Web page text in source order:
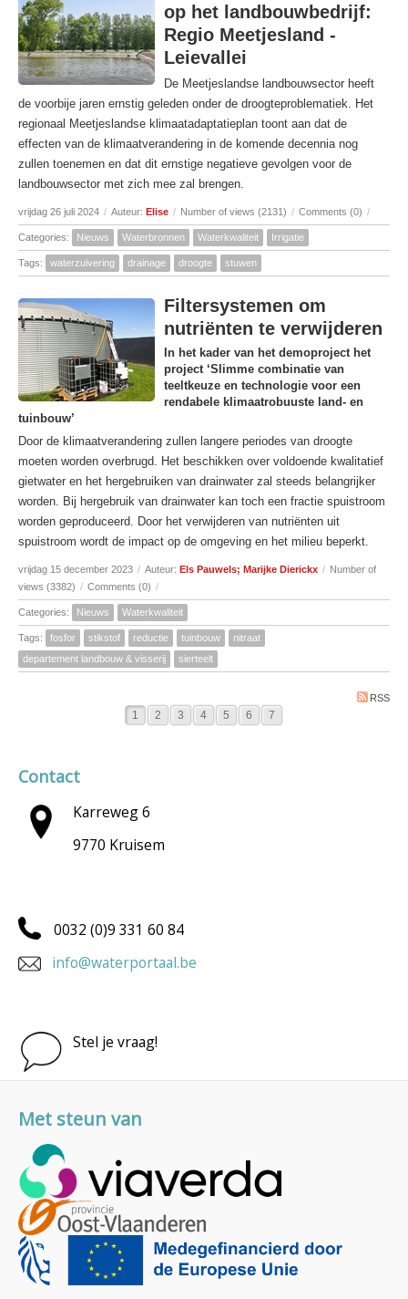
op het landbouwbedrijf:
Regio Meetjesland -
Leievallei
De Meetjeslandse landbouwsector heeft
de voorbije jaren ernstig geleden onder de droogteproblematiek. Het
regionaal Meetjeslandse klimaatadaptatieplan toont aan dat de
effecten van de klimaatverandering in de komende decennia nog
zullen toenemen en dat dit ernstige negatieve gevolgen voor de
landbouwsector met zich mee zal brengen.
vrijdag 26 juli 2024 / Auteur: Elise / Number of views (2131) / Comments (0) /
Categories: Nieuws Waterbronnen Waterkwaliteit Irrigatie
Tags: waterzuivering drainage droogte stuwen
Filtersystemen om
nutriënten te verwijderen
In het kader van het demoproject het
project ‘Slimme combinatie van
teeltkeuze en technologie voor een
rendabele klimaatrobuuste land- en
tuinbouw’
Door de klimaatverandering zullen langere periodes van droogte
moeten worden overbrugd. Het beschikken over voldoende kwalitatief
gietwater en het hergebruiken van drainwater zal steeds belangrijker
worden. Bij hergebruik van drainwater kan toch een fractie spuistroom
worden geproduceerd. Door het verwijderen van nutriënten uit
spuistroom wordt de impact op de omgeving en het milieu beperkt.
vrijdag 15 december 2023 / Auteur: Els Pauwels; Marijke Dierickx / Number of
views (3382) / Comments (0) /
Categories: Nieuws Waterkwaliteit
Tags: fosfor stikstof reductie tuinbouw
nitraat
departement landbouw & visserij
sierteelt
RSS
1 2 3 4 5 6 7
Contact
Karreweg 6
9770 Kruisem
0032 (0)9 331 60 84
info@waterportaal.be
Stel je vraag!
Met steun van